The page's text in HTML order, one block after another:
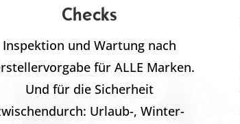
Checks
Inspektion und Wartung nach
für ALLE Marken.
Und für die Sicherheit
Urlaub-, Winter-